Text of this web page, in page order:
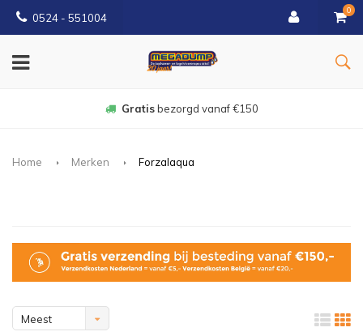
0524 - 551004
0
Gratisbezorgd vanaf €150
Home Merken Forzalaqua
Meest